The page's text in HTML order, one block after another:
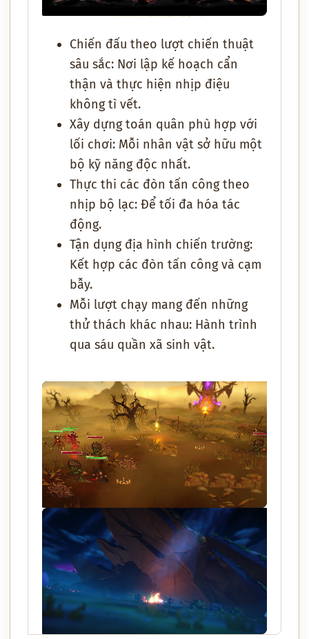
Chiến đấu theo lượt chiến thuật
sâu sắc: Nơi lập kế hoạch cẩn
thận và thực hiện nhịp điệu
không tì vết.
Xây dựng toán quân phù hợp với
lối chơi: Mỗi nhân vật sở hữu một
bộ kỹ năng độc nhất.
Thực thi các đòn tấn công theo
nhịp bộ lạc: Để tối đa hóa tác
động.
Tận dụng địa hình chiến trường:
Kết hợp các đòn tấn công và cạm
bẫy.
Mỗi lượt chạy mang đến những
thử thách khác nhau: Hành trình
qua sáu quần xã sinh vật.